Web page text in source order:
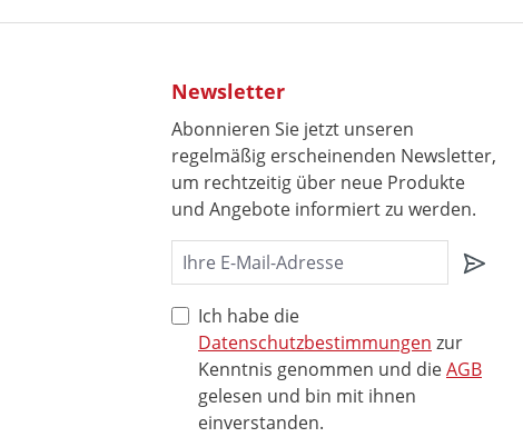
Newsletter
Abonnieren Sie jetzt unseren
regelmäßig erscheinenden Newsletter,
um rechtzeitig über neue Produkte
und Angebote informiert zu werden.
Ich habe die
Datenschutzbestimmungen zur
Kenntnis genommen und dieAGB
gelesen und bin mit ihnen
einverstanden.